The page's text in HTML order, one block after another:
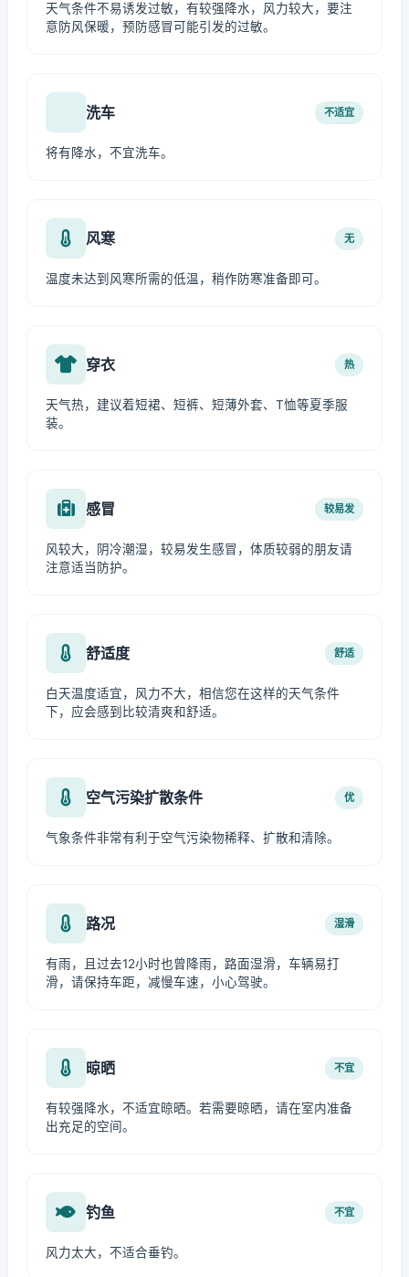
天气条件不易诱发过敏，有较强降水，风力较大，要注
意防风保暖，预防感冒可能引发的过敏。
洗车 不适宜
将有降水，不宜洗车。
风寒 无
温度未达到风寒所需的低温，稍作防寒准备即可。
穿衣 热
天气热，建议着短裙、短裤、短薄外套、T恤等夏季服
装。
感冒 较易发
风较大，阴冷潮湿，较易发生感冒，体质较弱的朋友请
注意适当防护。
舒适度 舒适
白天温度适宜，风力不大，相信您在这样的天气条件
下，应会感到比较清爽和舒适。
空气污染扩散条件 优
气象条件非常有利于空气污染物稀释、扩散和清除。
路况 湿滑
有雨，且过去12小时也曾降雨，路面湿滑，车辆易打
滑，请保持车距，减慢车速，小心驾驶。
晾晒 不宜
有较强降水，不适宜晾晒。若需要晾晒，请在室内准备
出充足的空间。
钓鱼 不宜
风力太大，不适合垂钓。